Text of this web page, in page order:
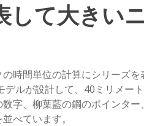
して大きい
時間単位の計算にシリーズ
ルが設計して、40ミリメー
字、柳葉藍の鋼のポインター
べています。